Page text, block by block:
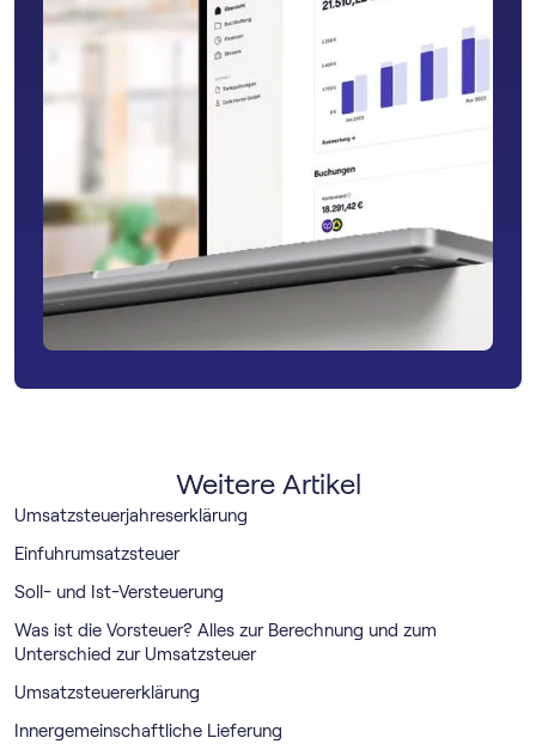
Weitere Artikel
Umsatzsteuerjahreserklärung
Einfuhrumsatzsteuer
Soll- und Ist-Versteuerung
Was ist die Vorsteuer? Alles zur Berechnung und zum
Unterschied zur Umsatzsteuer
Umsatzsteuererklärung
Innergemeinschaftliche Lieferung